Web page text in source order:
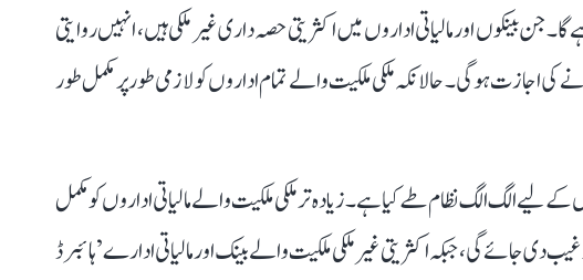
جن بینکوں اور مالیاتی اداروں میں اکثریتی حصہ داری غیر ملکی ہیں، انہیں روایتی
اجازت ہوگی۔ حالانکہ ملکی ملکیت والے تمام اداروں کو لازمی طور پر مکمل طور
لیے الگ الگ نظام طے کیا ہے۔ زیادہ تر ملکی ملکیت والے مالیاتی اداروں کو مکمل
دی جائے گی، جبکہ اکثریتی غیر ملکی ملکیت والے بینک اور مالیاتی ادارے ’ہائبرڈ